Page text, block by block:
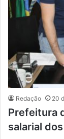
Redação 20
Prefeitura
salarial